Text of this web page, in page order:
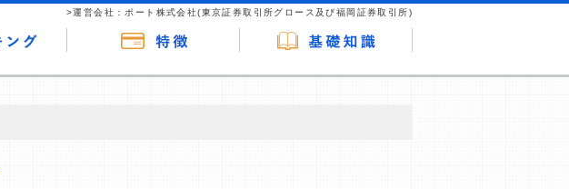
>運営会社：ポート株式会社(東京証券取引所グロース及び福岡証券取引所)